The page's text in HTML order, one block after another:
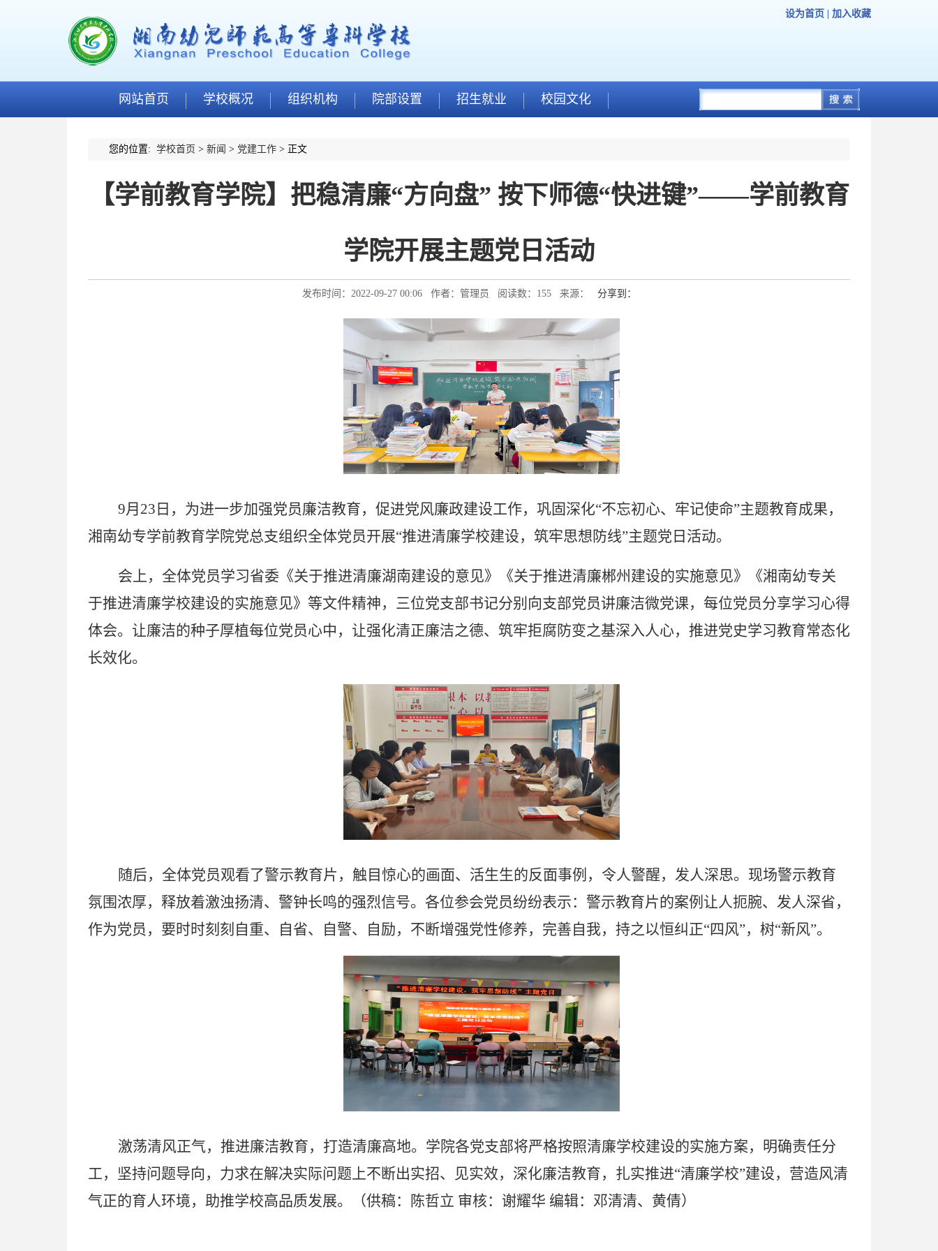
设为首页 加入收藏
网站首页 学校概况 组织机构 院部设置 招生就业 校园文化
您的位置: 学校首页 > 新闻 > 党建工作 > 正文
【学前教育学院】把稳清廉“方向盘” 按下师德“快进键”——学前教育
学院开展主题党日活动
发布时间：2022-09-27 00:06 作者：管理员 阅读数： 155来源： 分享到：
9月23日 ，为进一步加强党员廉洁教育，促进党风廉政建设工作，巩固深化“不忘初心、牢记使命”主题教育成果，
湘南幼专学前教育学院党总支组织全体党员开展“推进清廉学校建设，筑牢思想防线”主题党日活动。
会上，全体党员学习省委《关于推进清廉湖南建设的意见》《关于推进清廉郴州建设的实施意见》《湘南幼专关
于推进清廉学校建设的实施意见》等文件精神，三位党支部书记分别向支部党员讲廉洁微党课， 每位党员分享学习心得
体会。让廉洁的种子厚植每位党员心中， 让强化清正廉洁之德、筑牢拒腐防变之基深入人心，推进党史学习教育常态化
长效化。
随后，全体党员观看了警示教育片，触目惊心的画面、活生生的反面事例，令人警醒，发人深思。现场警示教育
氛围浓厚，释放着激浊扬清、警钟长鸣的强烈信号。各位参会党员纷纷表示：警示教育片的案例让人扼腕、发人深省，
作为党员，要时时刻刻自重、自省、自警、自励，不断增强党性修养，完善自我，持之以恒纠正“四风”，树“新风”。
激荡清风正气，推进廉洁教育，打造清廉高地。学院各党支部将严格按照清廉学校建设的实施方案，明确责任分
工， 坚持问题导向，力求在解决实际问题上不断出实招、见实效， 深化廉洁教育，扎实推进“清廉学校”建设，营造风清
气正的育人环境，助推学校高品质发展。
（供稿：陈哲立 审核：谢耀华 编辑： 邓清清、黄倩）